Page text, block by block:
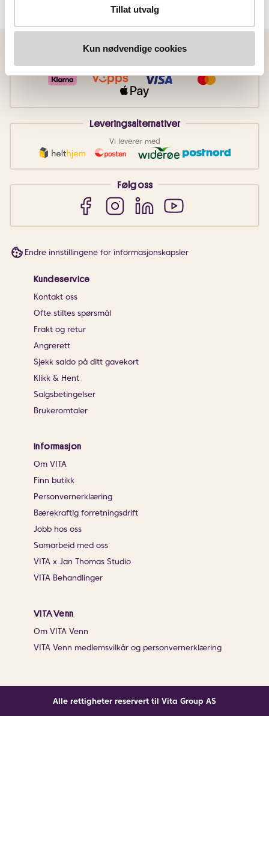
Tillat utvalg
Kun nødvendige cookies
Betalingsmetoder
FakturaVippsKortbetaling
Leveringsalternativer
Vi leverer med
Følg oss
Endre innstillingene for informasjonskapsler
Kundeservice
Kontakt oss
Ofte stiltes spørsmål
Frakt og retur
Angrerett
Sjekk saldo på ditt gavekort
Klikk & Hent
Salgsbetingelser
Brukeromtaler
Informasjon
Om VITA
Finn butikk
Personvernerklæring
Bærekraftig forretningsdrift
Jobb hos oss
Samarbeid med oss
VITA x Jan Thomas Studio
VITA Behandlinger
VITA Venn
Om VITA Venn
VITA Venn medlemsvilkår og personvernerklæring
Alle rettigheter reservert til Vita Group AS